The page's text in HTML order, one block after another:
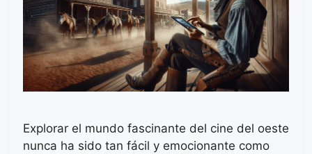
Explorar el mundo fascinante del cine del oeste
nunca ha sido tan fácil y emocionante como